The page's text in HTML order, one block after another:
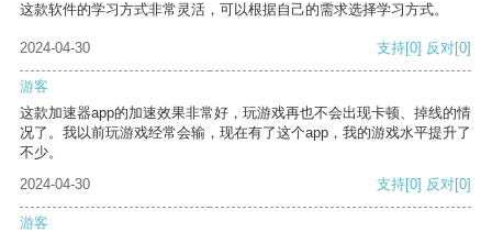
这款软件的学习方式非常灵活，可以根据自己的需求选择学习方式。
2024-04-30 支持[0] 反对[0]
游客
这款加速器app的加速效果非常好，玩游戏再也不会出现卡顿、掉线的情
况了。我以前玩游戏经常会输，现在有了这个app，我的游戏水平提升了
不少。
2024-04-30
支持[0] 反对[0]
游客